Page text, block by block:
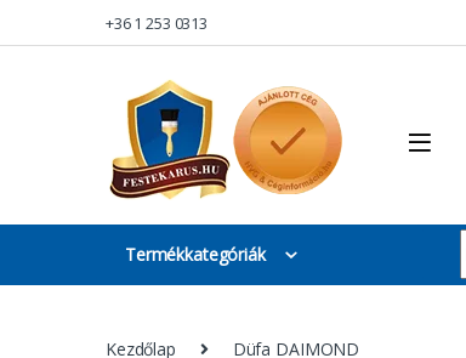
Skip to navigation
Skip to content+36 1 253 0313
Termékkategóriák
Kezdőlap Düfa DAIMOND